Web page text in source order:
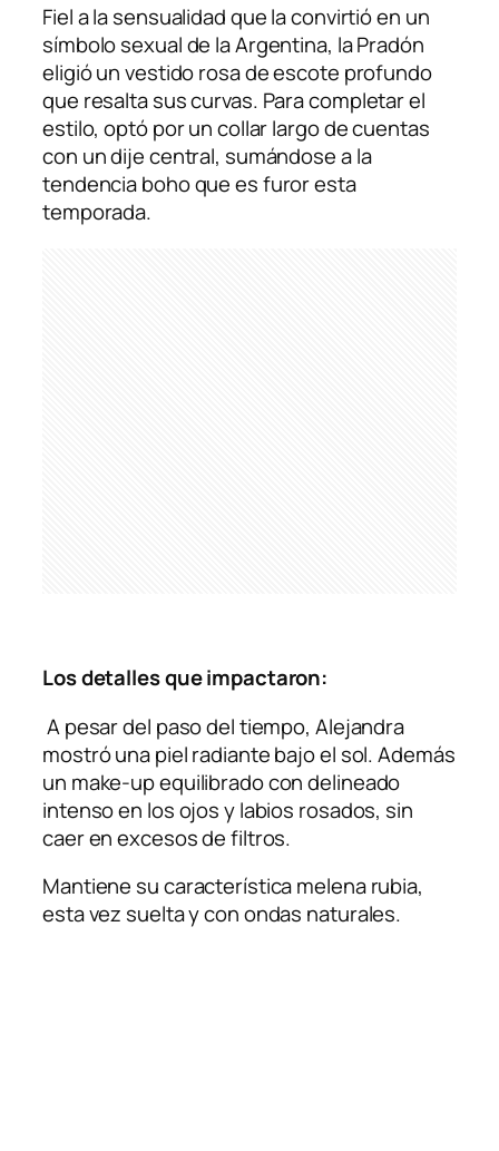
Fiel a la sensualidad que la convirtió en un
símbolo sexual de la Argentina, la Pradón
eligió un vestido rosa de escote profundo
que resalta sus curvas. Para completar el
estilo, optó por un collar largo de cuentas
con un dije central, sumándose a la
tendencia boho que es furor esta
temporada.
Los detalles que impactaron:
A pesar del paso del tiempo, Alejandra
mostró una piel radiante bajo el sol. Además
un make-up equilibrado con delineado
intenso en los ojos y labios rosados, sin
caer en excesos de filtros.
Mantiene su característica melena rubia,
esta vez suelta y con ondas naturales.